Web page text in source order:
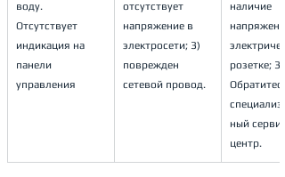
воду.
Отсутствует
индикация на
панели
управления
отсутствует
напряжение в
электросети; 3)
поврежден
сетевой провод.
наличие
розетке; 3)
ный
центр.